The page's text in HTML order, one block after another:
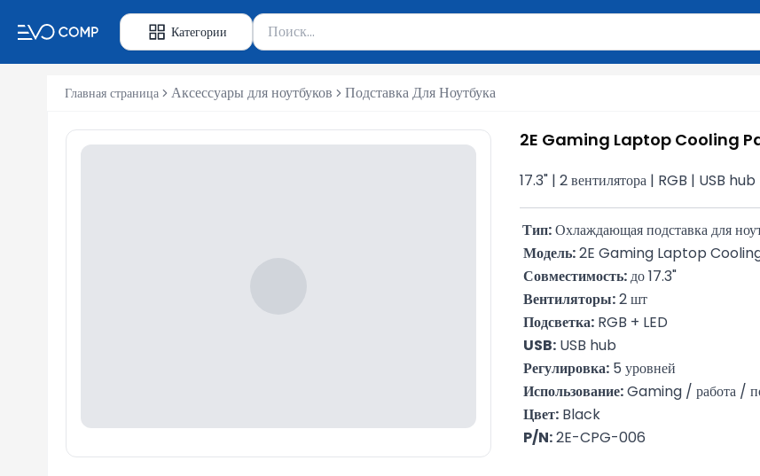
Категории
Поиск товаров
Введите минимум 2 символа для поиска. Нажмите Enter для отправки или
Главная страница Аксессуары для ноутбуков Подставка Для Ноутбука
2E Gaming Laptop Cooling
17.3" | 2 вентилятора | RGB | USB
Тип: Охлаждающая подставка для
Модель: 2E Gaming Laptop
Совместимость: до 17.3"
Вентиляторы: 2 шт
Подсветка: RGB + LED
USB: USB hub
Регулировка: 5 уровней
Использование: Gaming / работа /
Цвет: Black
P/N: 2E-CPG-006